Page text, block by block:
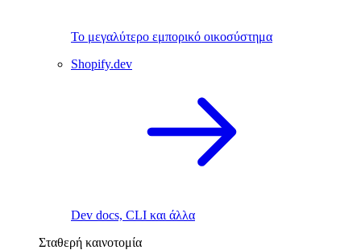
Το μεγαλύτερο εμπορικό οικοσύστημα
Shopify.dev
Dev docs, CLI και άλλα
Σταθερή καινοτομία